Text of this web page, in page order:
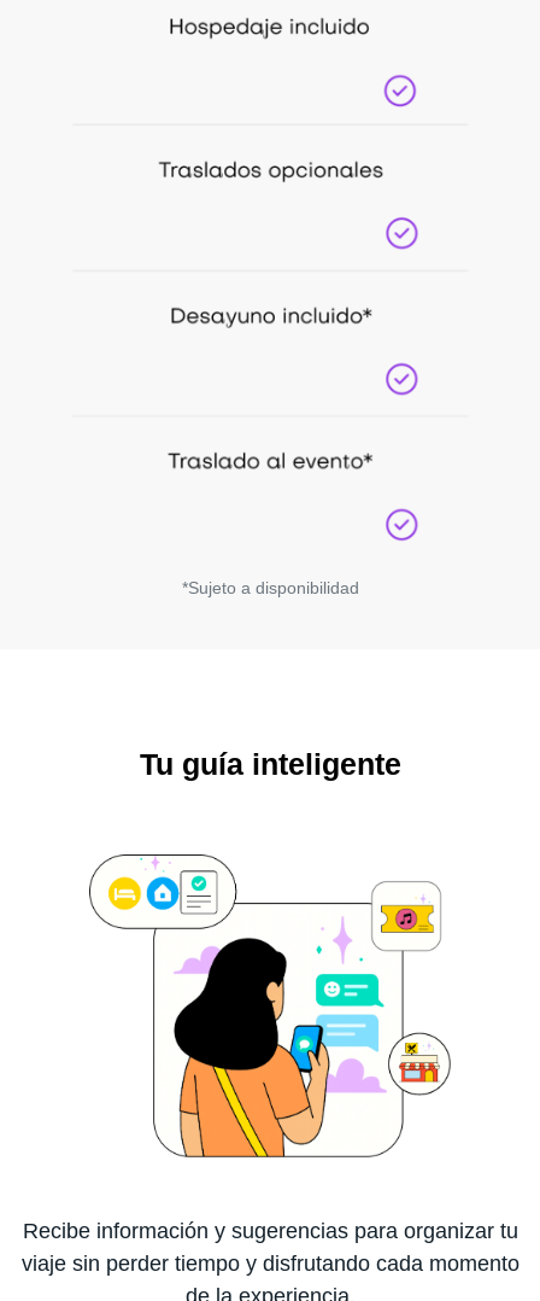
*Sujeto a disponibilidad
Tu guía inteligente
Recibe información y sugerencias para organizar tu
viaje sin perder tiempo y disfrutando cada momento
de la experiencia.